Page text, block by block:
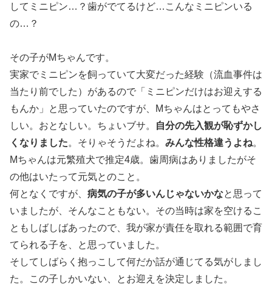
してミニピン…？歯がでてるけど…こんなミニピンいる
の…？
その子がMちゃんです。
実家でミニピンを飼っていて大変だった経験（流血事件は
当たり前でした）があるので「ミニピンだけはお迎えする
もんか」と思っていたのですが、Mちゃんはとってもやさ
しい。おとなしい。ちょいブサ。
自分の先入観が恥ずかし
くなりました。そりゃそうだよね。 みんな性格違うよね。
Mちゃんは元繁殖犬で推定4歳。歯周病はありましたがそ
の他はいたって元気とのこと。
何となくですが、 病気の子が多いんじゃないかなと思って
いましたが、そんなこともない。その当時は家を空けるこ
ともしばしばあったので、我が家が責任を取れる範囲で育
てられる子を、と思っていました。
そしてしばらく抱っこして何だか話が通じてる気がしまし
た。この子しかいない、とお迎えを決定しました。